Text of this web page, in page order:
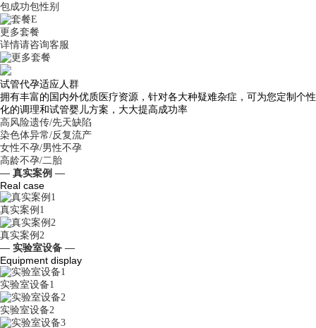
包成功包性别
更多套餐
详情请咨询客服
试管代孕适应人群
拥有丰富的国内外优质医疗资源，针对各大种疑难杂症，可为您定制个性
化的调理和试管婴儿方案，大大提高成功率
高风险遗传/先天缺陷
染色体异常/反复流产
女性不孕/男性不孕
高龄不孕/二胎
— 真实案例 —
Real case
真实案例1
真实案例2
— 实验室设备 —
Equipment display
实验室设备1
实验室设备2